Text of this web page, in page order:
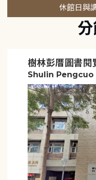
休館日與
樹林彭厝圖書閱
Shulin Pengcuo